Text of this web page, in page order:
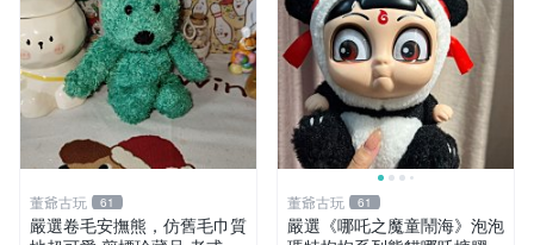
董爺古玩 61
嚴選卷毛安撫熊，仿舊毛巾質
董爺古玩 61
嚴選《哪吒之魔童鬧海》泡泡